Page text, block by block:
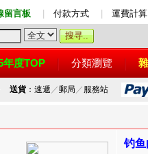
留言板 付款方式 運費計算
年度TOP 分類瀏覽
送貨：速遞 ／郵局 ／ 服務站
钓